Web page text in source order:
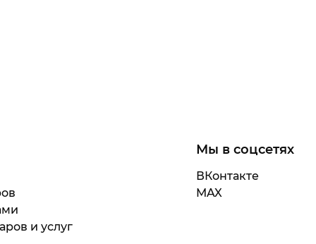
и услуг
Мы в соцсетях
ВКонтакте
MAX